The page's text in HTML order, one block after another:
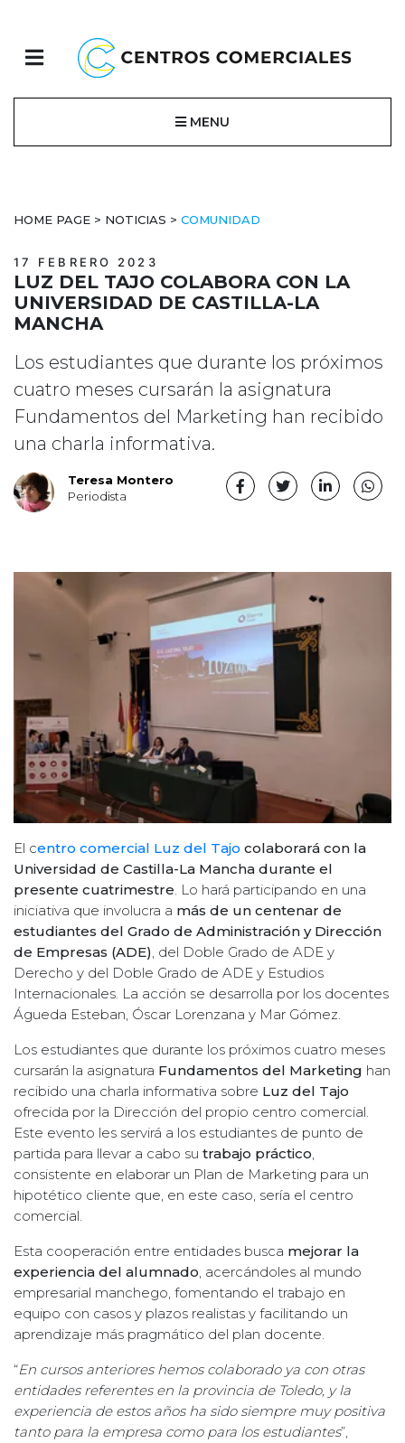
MENU
HOME PAGE > NOTICIAS > COMUNIDAD
17 FEBRERO 2023
LUZ DEL TAJO COLABORA CON LA
UNIVERSIDAD DE CASTILLA-LA
MANCHA
Los estudiantes que durante los próximos
cuatro meses cursarán la asignatura
Fundamentos del Marketing han recibido
una charla informativa.
Teresa Montero
Periodista
El centro comercial Luz del Tajo colaborará con la
Universidad de Castilla-La Mancha durante el
presente cuatrimestre. Lo hará participando en una
iniciativa que involucra a más de un centenar de
estudiantes del Grado de Administración y Dirección
de Empresas (ADE), del Doble Grado de ADE y
Derecho y del Doble Grado de ADE y Estudios
Internacionales. La acción se desarrolla por los docentes
Águeda Esteban, Óscar Lorenzana y Mar Gómez.
Los estudiantes que durante los próximos cuatro meses
cursarán la asignatura Fundamentos del Marketing han
recibido una charla informativa sobre Luz del Tajo
ofrecida por la Dirección del propio centro comercial.
Este evento les servirá a los estudiantes de punto de
partida para llevar a cabo su trabajo práctico,
consistente en elaborar un Plan de Marketing para un
hipotético cliente que, en este caso, sería el centro
comercial.
Esta cooperación entre entidades busca mejorar la
experiencia del alumnado, acercándoles al mundo
empresarial manchego, fomentando el trabajo en
equipo con casos y plazos realistas y facilitando un
aprendizaje más pragmático del plan docente.
“En cursos anteriores hemos colaborado ya con otras
entidades referentes en la provincia de Toledo, y la
experiencia de estos años ha sido siempre muy positiva
tanto para la empresa como para los estudiantes”,